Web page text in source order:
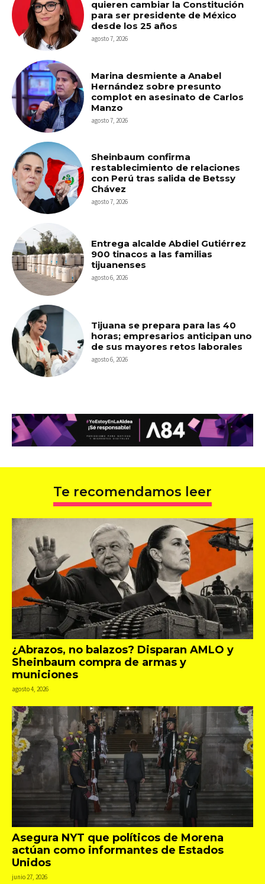
quieren cambiar la Constitución
para ser presidente de México
desde los 25 años
agosto 7, 2026
Marina desmiente a Anabel
Hernández sobre presunto
complot en asesinato de Carlos
Manzo
agosto 7, 2026
Sheinbaum confirma
restablecimiento de relaciones
con Perú tras salida de Betssy
Chávez
agosto 7, 2026
Entrega alcalde Abdiel Gutiérrez
900 tinacos a las familias
tijuanenses
agosto 6, 2026
Tijuana se prepara para las 40
horas; empresarios anticipan uno
de sus mayores retos laborales
agosto 6, 2026
Te recomendamos leer
¿Abrazos, no balazos? Disparan AMLO y
Sheinbaum compra de armas y
municiones
agosto 4, 2026
Asegura NYT que políticos de Morena
actúan como informantes de Estados
Unidos
junio 27, 2026